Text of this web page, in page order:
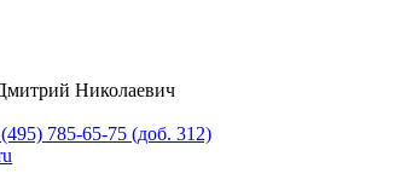
Николаевич
785-65-75 (доб. 312)